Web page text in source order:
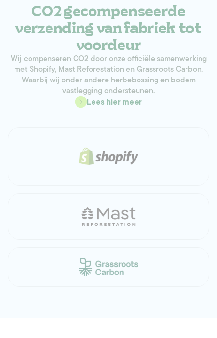
CO2 gecompenseerde
verzending van fabriek tot
voordeur
Wij compenseren CO2 door onze officiële samenwerking
met Shopify, Mast Reforestation en Grassroots Carbon.
Waarbij wij onder andere herbebossing en bodem
vastlegging ondersteunen.
Lees hier meer